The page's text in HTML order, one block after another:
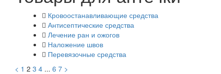
Кровоостанавливающие средства
Антисептические средства
Лечение ран и ожогов
Наложение швов
Перевязочные средства
< 1 2 3 4 ... 6 7 >